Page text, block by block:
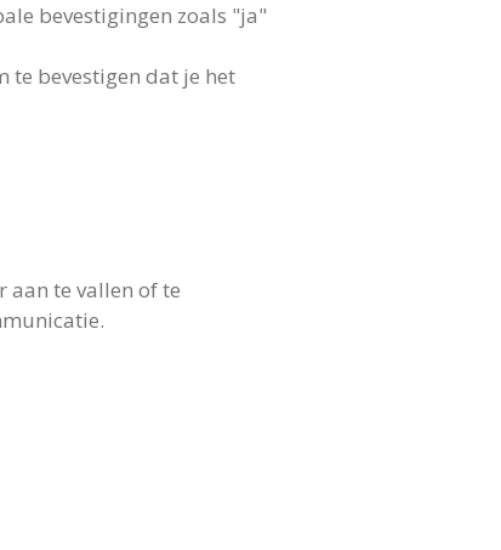
bevestigingen zoals "ja"
te bevestigen dat je het
aan te vallen of te